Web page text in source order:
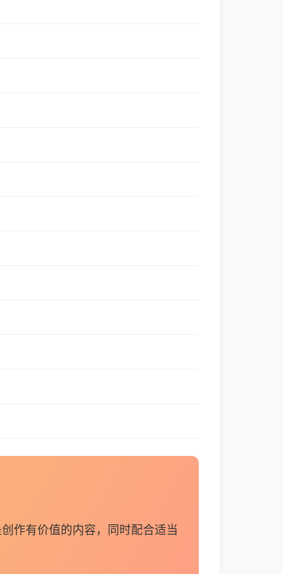
作有价值的内容，同时配合适当